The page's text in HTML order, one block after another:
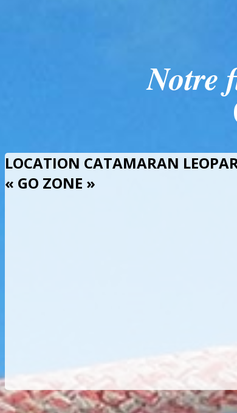
Notre
de
LOCATION CATAMARAN
« GO ZONE »